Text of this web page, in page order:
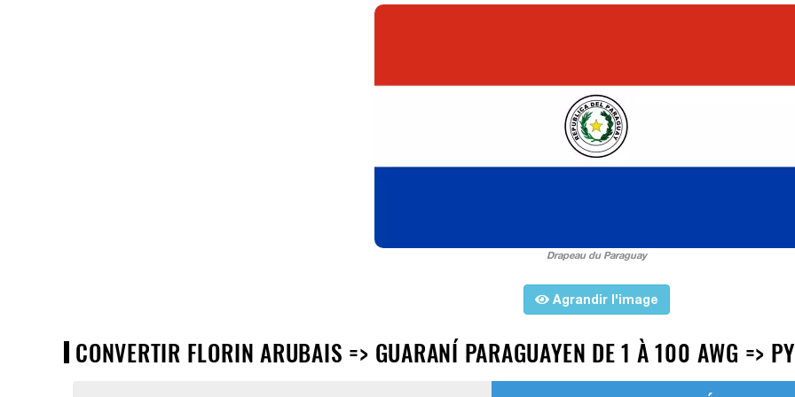
Drapeau du Paraguay
Agrandir l'image
CONVERTIR FLORIN ARUBAIS => GUARANÍ PARAGUAYEN DE 1 À 100 AWG =>